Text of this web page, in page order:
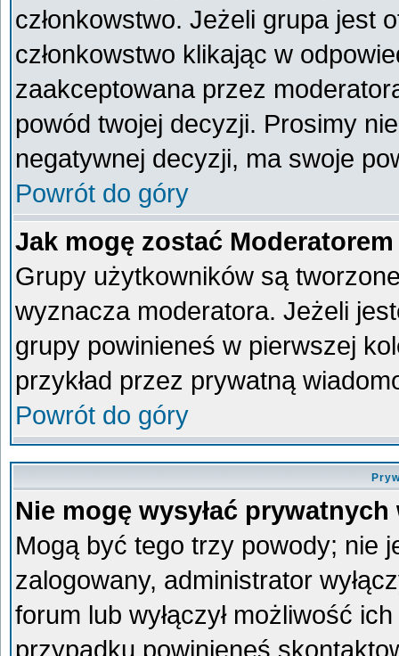
członkowstwo. Jeżeli grupa jest
członkowstwo klikając w
zaakceptowana przez
powód twojej decyzji. Prosimy
negatywnej decyzji, ma swoje
Powrót do góry
Jak mogę zostać
Grupy użytkowników są
wyznacza moderatora. Jeżeli
grupy powinieneś w pierwszej
przykład przez prywatną
Powrót do góry
Nie mogę wysyłać
Mogą być tego trzy powody; nie
zalogowany, administrator
forum lub wyłączył możliwość
przypadku powinieneś